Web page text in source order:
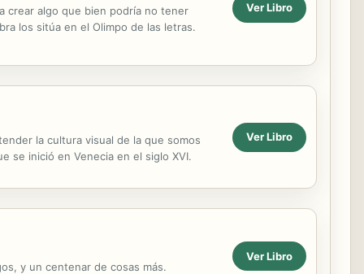
crear algo que bien podría no tener
los sitúa en el Olimpo de las letras.
Ver Libro
la cultura visual de la que somos
se inició en Venecia en el siglo XVI.
Ver Libro
y un centenar de cosas más.
Ver Libro